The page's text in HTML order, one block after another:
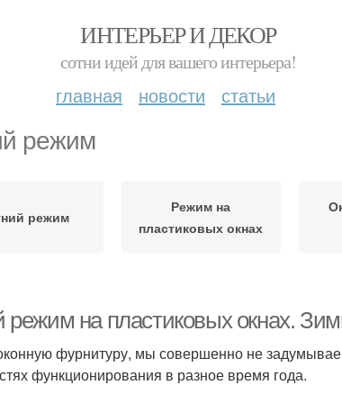
ИНТЕРЬЕР И ДЕКОР
сотни идей для вашего интерьера!
главная новости статьи
режим
режим
Режим на
пластиковых окнах
режим на пластиковых окнах.
фурнитуру, мы совершенно не
функционирования в разное время года.